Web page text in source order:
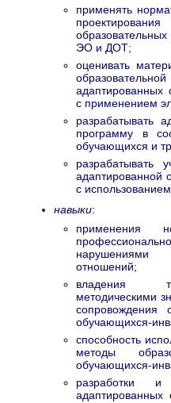
применять
ЭО и ДОТ;
оценивать
с применением
разрабатывать
программу в
обучающихся и
разрабатывать
адаптированной
с
навыки:
применения
нарушениями
отношений;
владения
методическими
сопровождения
обучающихся-
способность
методы
обучающихся-
разработки
адаптированных